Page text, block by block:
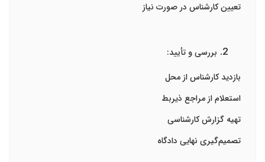
تعیین کارشناس در صورت نیاز
بررسی و تأیید:
بازدید کارشناس از محل
استعلام از مراجع ذیربط
تهیه گزارش کارشناسی
تصمیم‌گیری نهایی دادگاه